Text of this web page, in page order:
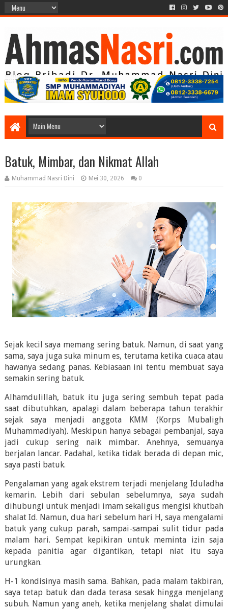
Batuk, Mimbar, dan Nikmat Allah
Muhammad Nasri Dini Mei 30, 2026 0
Sejak kecil saya memang sering batuk. Namun, di saat yang
sama, saya juga suka minum es, terutama ketika cuaca atau
hawanya sedang panas. Kebiasaan ini tentu membuat saya
semakin sering batuk.
Alhamdulillah, batuk itu juga sering sembuh tepat pada
saat dibutuhkan, apalagi dalam beberapa tahun terakhir
sejak saya menjadi anggota KMM (Korps Mubaligh
Muhammadiyah). Meskipun hanya sebagai pembanjal, saya
jadi cukup sering naik mimbar. Anehnya, semuanya
berjalan lancar. Padahal, ketika tidak berada di depan mic,
saya pasti batuk.
Pengalaman yang agak ekstrem terjadi menjelang Iduladha
kemarin. Lebih dari sebulan sebelumnya, saya sudah
dihubungi untuk menjadi imam sekaligus mengisi khutbah
shalat Id. Namun, dua hari sebelum hari H, saya mengalami
batuk yang cukup parah, sampai-sampai sulit tidur pada
malam hari. Sempat kepikiran untuk meminta izin saja
kepada panitia agar digantikan, tetapi niat itu saya
urungkan.
H-1 kondisinya masih sama. Bahkan, pada malam takbiran,
saya tetap batuk dan dada terasa sesak hingga menjelang
subuh. Namun yang aneh, ketika menjelang shalat dimulai